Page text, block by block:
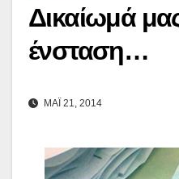
Δικαίωμά
ένσταση…
ΜΑΪ 21, 2014